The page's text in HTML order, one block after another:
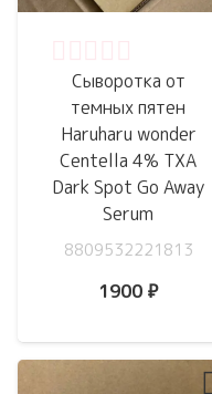
Сыворотка от
темных пятен
Haruharu wonder
Centella 4% TXA
Dark Spot Go Away
Serum
8809532221813
1900 ₽